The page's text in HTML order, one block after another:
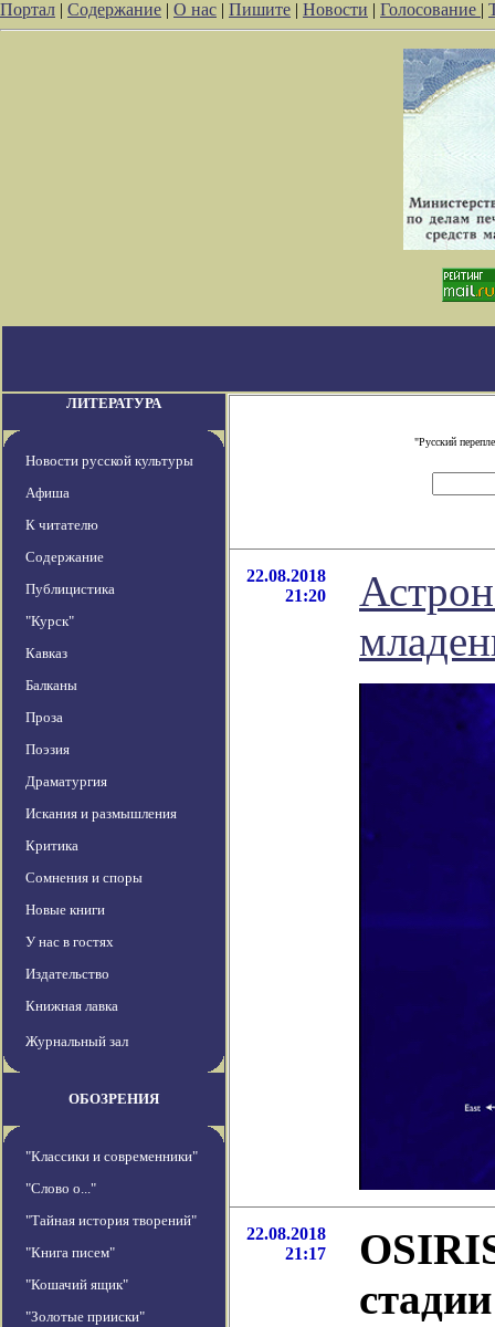
Портал | Содержание | О нас | Пишите | Новости | Голосование |
ЛИТЕРАТУРА
Новости русской культуры
Афиша
К читателю
Содержание
Публицистика
"Курск"
Кавказ
Балканы
Проза
Поэзия
Драматургия
Искания и размышления
Критика
Сомнения и споры
Новые книги
У нас в гостях
Издательство
Книжная лавка
Журнальный зал
ОБОЗРЕНИЯ
"Классики и современники"
"Слово о..."
"Тайная история творений"
"Книга писем"
"Кошачий ящик"
"Золотые прииски"
"Русский
22.08.2018
21:20
22.08.2018
21:17